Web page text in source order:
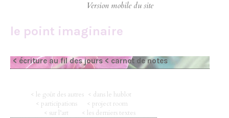
le point imaginaire
< écriture au fil des jours < carnet de notes
< le goût des autres < dans le hublot
< participations
< project room
< sur l’art
< les derniers textes